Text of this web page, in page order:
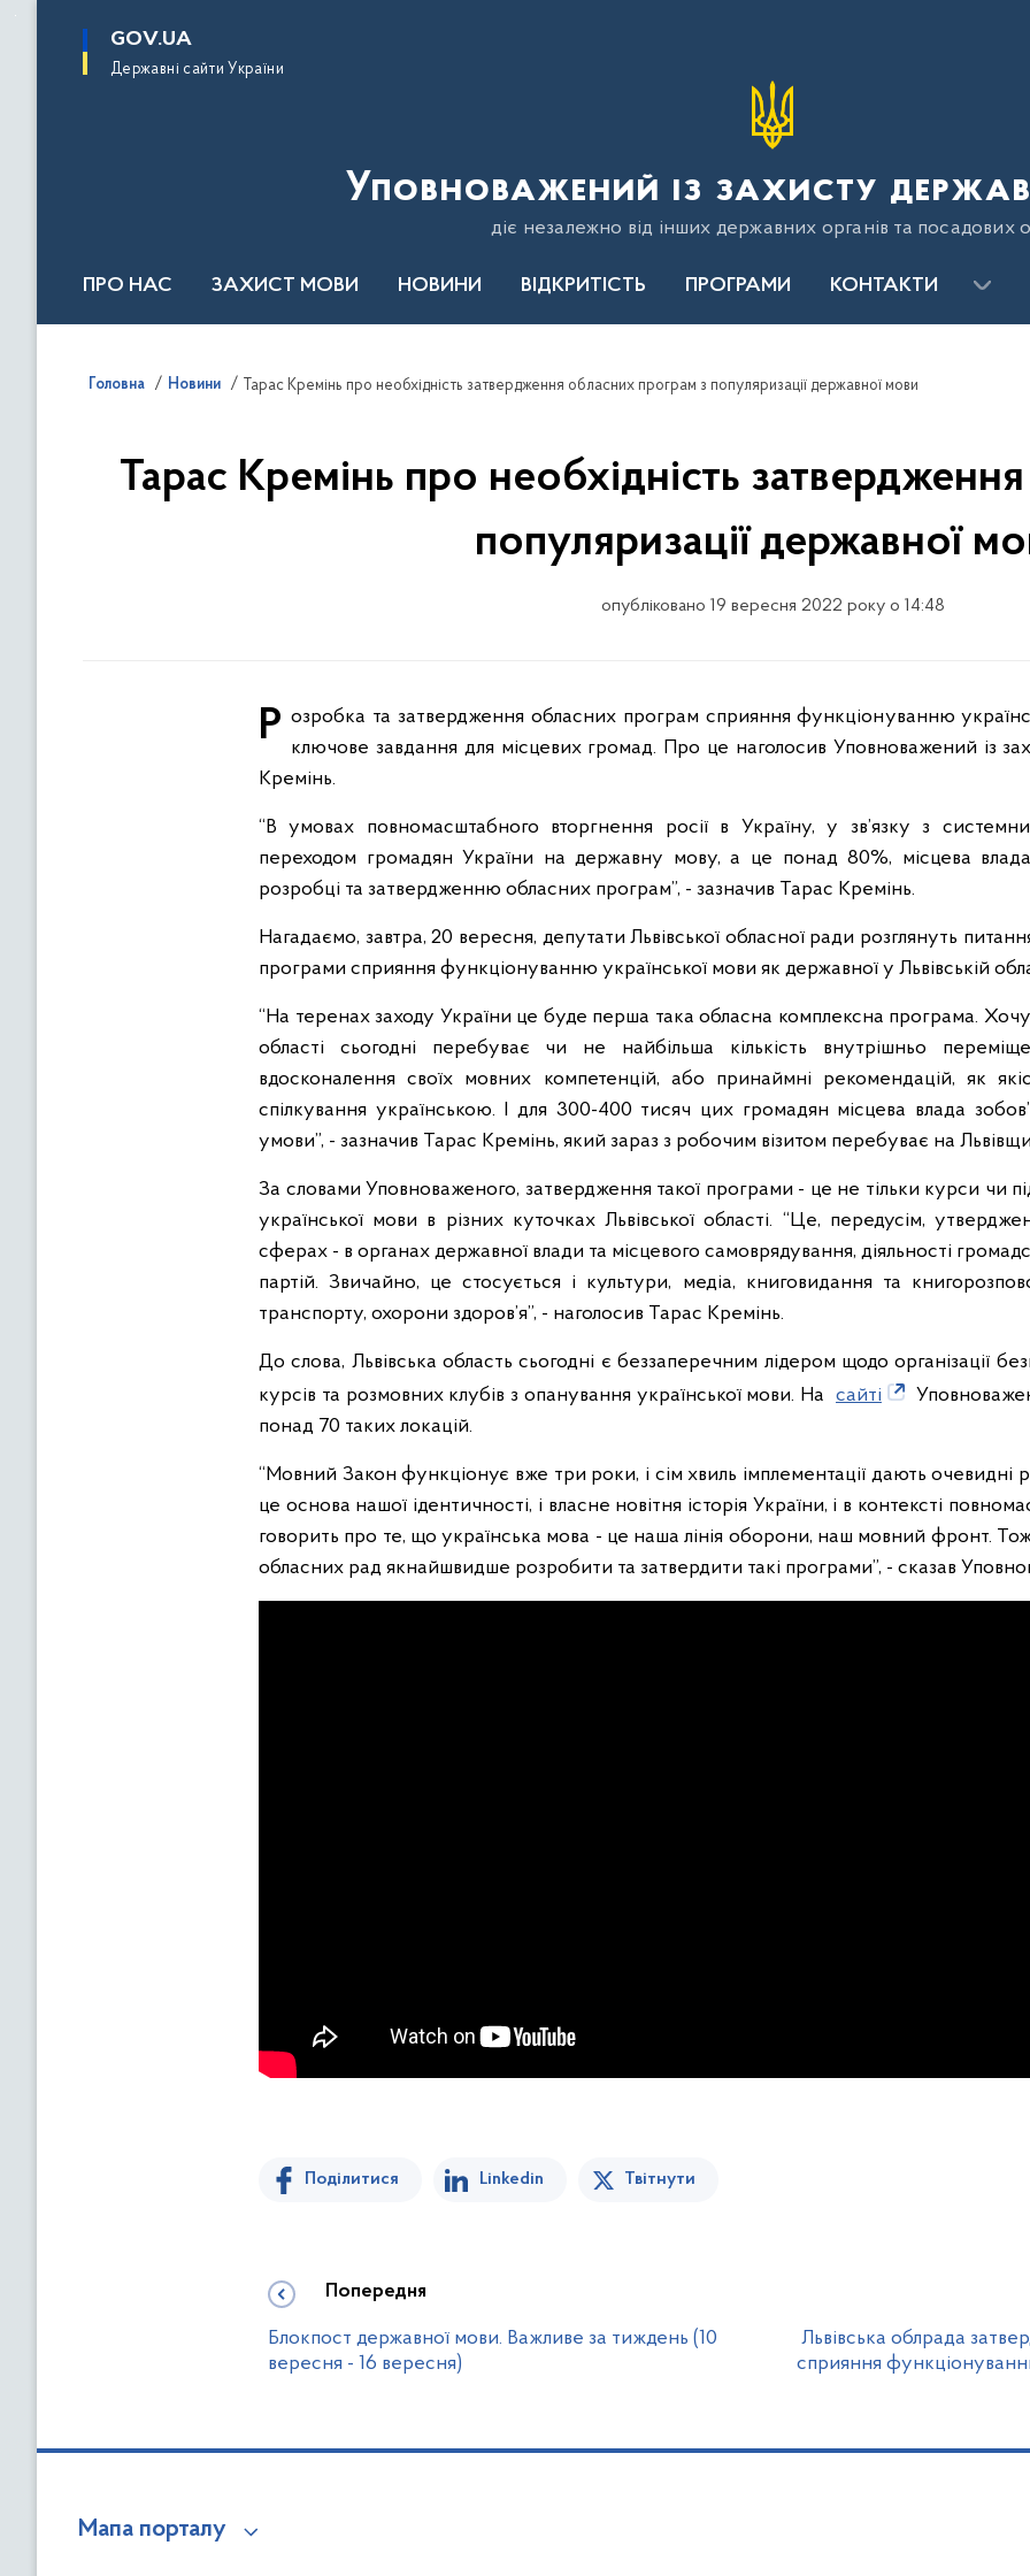
основного
GOV.UA
Державні сайти України
Уповноважений із захисту
діє незалежно від інших державних органів та посадових
ПРО НАС ЗАХИСТ МОВИ НОВИНИ ВІДКРИТІСТЬ ПРОГРАМИ КОНТАКТИ
Головна Новини Тарас Кремінь про необхідність затвердження обласних програм з популяризації державної мови
Тарас Кремінь про необхідність
популяризації державної
опубліковано 19 вересня 2022 року о 14:48
Розробка та затвердження обласних програм сприяння функціонуванню української мови як державної - це ключове завдання для місцевих громад. Про це наголосив Уповноважений із
Кремінь.
“В умовах повномасштабного вторгнення росії в Україну, у зв’язку з
переходом громадян України на державну мову, а це понад 80%, місцева
розробці та затвердженню обласних програм”, - зазначив Тарас Кремінь.
Нагадаємо, завтра, 20 вересня, депутати Львівської обласної ради розглянуть
програми сприяння функціонуванню української мови як державної у Львівській
“На теренах заходу України це буде перша така обласна комплексна програма. Хочу
області сьогодні перебуває чи не найбільша кількість внутрішньо
вдосконалення своїх мовних компетенцій, або принаймні рекомендацій, як
спілкування українською. І для 300-400 тисяч цих громадян місцева влада
умови”, - зазначив Тарас Кремінь, який зараз з робочим візитом перебуває на
За словами Уповноваженого, затвердження такої програми - це не тільки курси чи
української мови в різних куточках Львівської області. “Це, передусім,
сферах - в органах державної влади та місцевого самоврядування, діяльності
партій. Звичайно, це стосується і культури, медіа, книговидання та
транспорту, охорони здоров’я”, - наголосив Тарас Кремінь.
До слова, Львівська область сьогодні є беззаперечним лідером щодо організації
курсів та розмовних клубів з опанування української мови. На сайті
понад 70 таких локацій.
“Мовний Закон функціонує вже три роки, і сім хвиль імплементації дають очевидні
це основа нашої ідентичності, і власне новітня історія України, і в контексті
говорить про те, що українська мова - це наша лінія оборони, наш мовний фронт.
обласних рад якнайшвидше розробити та затвердити такі програми”, - сказав
Поділитися Linkedin Твітнути
Попередня
Блокпост державної мови. Важливе за тиждень (10
вересня - 16 вересня)
Львівська облрада
сприяння
Мапа порталу